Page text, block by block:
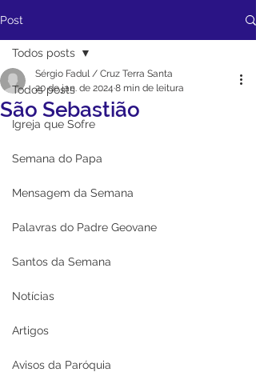
Post
Todos posts
Igreja que Sofre
Semana do Papa
Mensagem da Semana
Palavras do Padre Geovane
Santos da Semana
Notícias
Artigos
Avisos da Paróquia
Todos posts
São Sebastião
Sérgio Fadul / Cruz Terra Santa
20 de jan. de 2024 8 min de leitura